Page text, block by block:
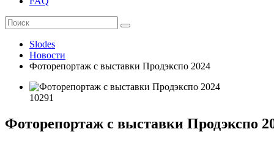
Slodes
Новости
Фоторепортаж с выставки Продэкспо 2024
10291
Фоторепортаж с выставки Продэкспо